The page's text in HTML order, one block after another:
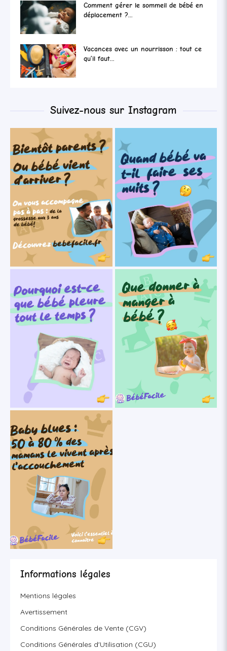
Comment gérer le sommeil de bébé en
déplacement ?...
Vacances avec un nourrisson : tout ce
qu’il faut...
Suivez-nous sur Instagram
Informations légales
Mentions légales
Avertissement
Conditions Générales de Vente (CGV)
Conditions Générales d'Utilisation (CGU)